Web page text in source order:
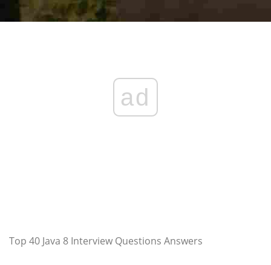
ad
Top 40 Java 8 Interview Questions Answers